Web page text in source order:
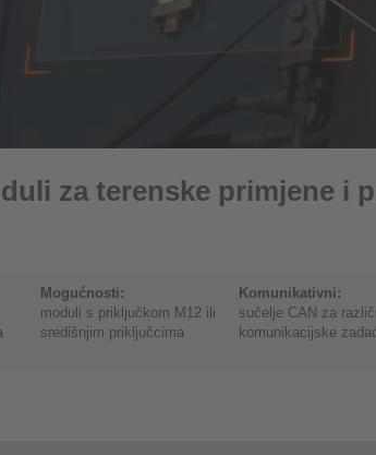
za terenske primjene i
Mogućnosti:
moduli s priključkom M12 ili
središnjim priključcima
Komunikativni:
sučelje CAN za
komunikacijske